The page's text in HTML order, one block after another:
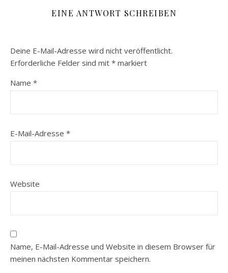
EINE ANTWORT SCHREIBEN
Deine E-Mail-Adresse wird nicht veröffentlicht.
Erforderliche Felder sind mit * markiert
Name *
E-Mail-Adresse *
Website
Name, E-Mail-Adresse und Website in diesem Browser für
meinen nächsten Kommentar speichern.